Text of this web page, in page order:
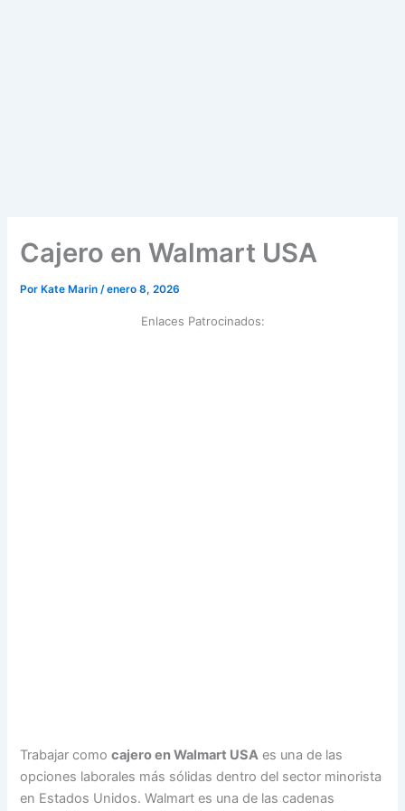
Cajero en Walmart USA
PorKate Marin /enero 8, 2026
Enlaces Patrocinados:
Trabajar comocajero en Walmart USA es una de las
opciones laborales más sólidas dentro del sector minorista
en Estados Unidos. Walmart es una de las cadenas